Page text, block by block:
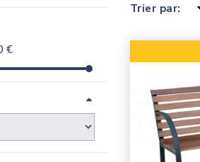
€
Trier par: